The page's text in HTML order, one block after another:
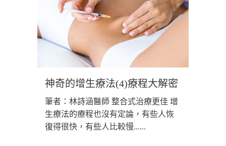
神奇的增生療法(4)療程大解密
筆者：林詩涵醫師 整合式治療更佳 增
生療法的療程也沒有定論，有些人恢
復得很快，有些人比較慢......